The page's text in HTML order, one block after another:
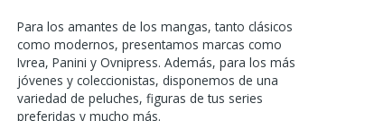
Para los amantes de los mangas, tanto clásicos
como modernos, presentamos marcas como
Ivrea, Panini y Ovnipress. Además, para los más
jóvenes y coleccionistas, disponemos de una
variedad de peluches, figuras de tus series
preferidas y mucho más.